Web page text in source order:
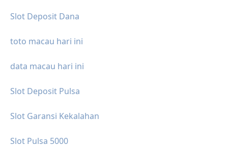
Slot Deposit Dana
toto macau hari ini
data macau hari ini
Slot Deposit Pulsa
Slot Garansi Kekalahan
Slot Pulsa 5000